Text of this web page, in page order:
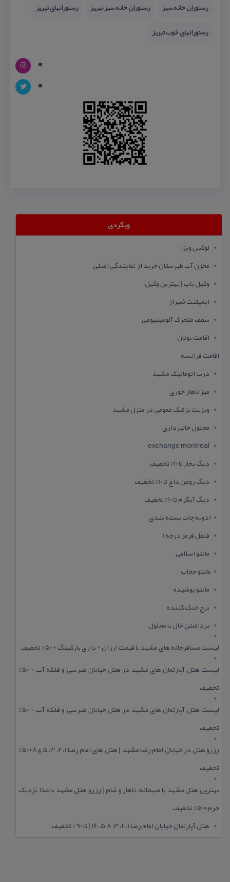
رستوران خانه سبز
رستوران خانه سبز تبریز
رستورانهای تبریز
رستورانهای خوب تبریز
وبگردی
لوکس ویزا
مخزن آب طبرستان خرید از نمایندگی اصلی
وکیل یاب | بهترین وکیل
ایمپلنت شیراز
سقف متحرک آلومینیومی
اقامت یونان
اقامت فرانسه
درب اتوماتیک مشهد
میز ناهار خوری
ویزیت پزشک عمومی در منزل مشهد
محلول خالبرداری
exchange montreal
دیگ بخار تا 10% تخفیف
دیگ روغن داغ تا 10% تخفیف
دیگ آبگرم تا 10% تخفیف
ادویه جات بسته بندی
فلفل قرمز درجه 1
مانتو اسلامی
مانتو حجاب
مانتو پوشیده
برج خنک کننده
برداشتن خال با محلول
لیست مسافرخانه های مشهد با قیمت ارزان + داری پارکینگ + 50% تخفیف
لیست هتل آپارتمان های مشهد در هتل خیابان طبرسی و فلکه آب + 50%
تخفیف
لیست هتل آپارتمان های مشهد در هتل خیابان طبرسی و فلکه آب + 50%
تخفیف
رزرو هتل در خیابان امام رضا مشهد | هتل‌ های امام رضا 1، 2، 3، 5 و 8+50%
تخفیف
بهترین هتل مشهد با صبحانه، ناهار و شام | رزرو هتل مشهد با غذا نزدیک
حرم+50% تخفیف
هتل آپارتمان خیابان امام رضا 1، 2، 3، 5،8 ،16 | تا 90 % تخفیف